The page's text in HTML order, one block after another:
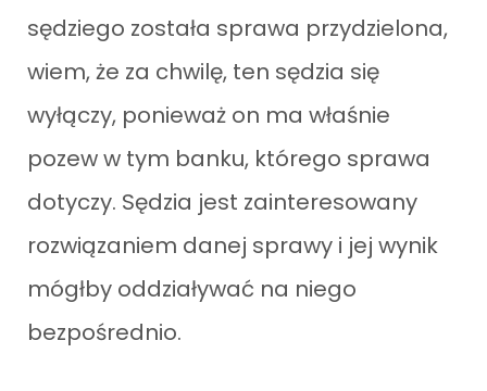
sędziego została sprawa przydzielona,
wiem, że za chwilę, ten sędzia się
wyłączy, ponieważ on ma właśnie
pozew w tym banku, którego sprawa
dotyczy. Sędzia jest zainteresowany
rozwiązaniem danej sprawy i jej wynik
mógłby oddziaływać na niego
bezpośrednio.